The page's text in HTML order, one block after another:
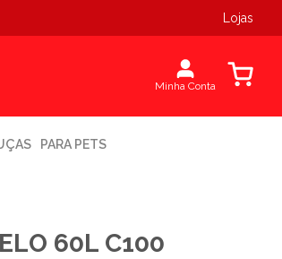
Lojas
Minha Conta
Meu
PARA PETS
60L C100